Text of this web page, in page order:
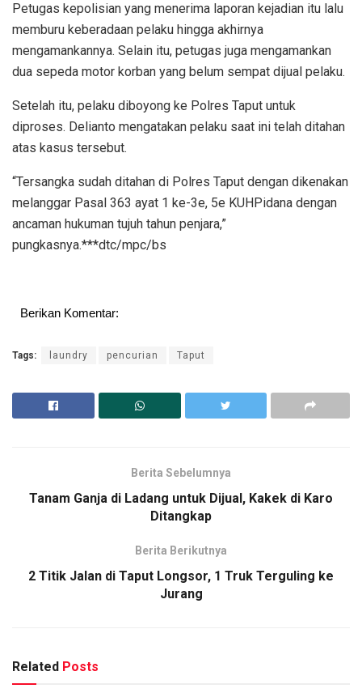
Petugas kepolisian yang menerima laporan kejadian itu lalu
memburu keberadaan pelaku hingga akhirnya
mengamankannya. Selain itu, petugas juga mengamankan
dua sepeda motor korban yang belum sempat dijual pelaku.
Setelah itu, pelaku diboyong ke Polres Taput untuk
diproses. Delianto mengatakan pelaku saat ini telah ditahan
atas kasus tersebut.
“Tersangka sudah ditahan di Polres Taput dengan dikenakan
melanggar Pasal 363 ayat 1 ke-3e, 5e KUHPidana dengan
ancaman hukuman tujuh tahun penjara,”
pungkasnya.***dtc/mpc/bs
Berikan Komentar:
Tags: laundry pencurian Taput
Berita Sebelumnya
Tanam Ganja di Ladang untuk Dijual, Kakek di Karo
Ditangkap
Berita Berikutnya
2 Titik Jalan di Taput Longsor, 1 Truk Terguling ke
Jurang
Related Posts